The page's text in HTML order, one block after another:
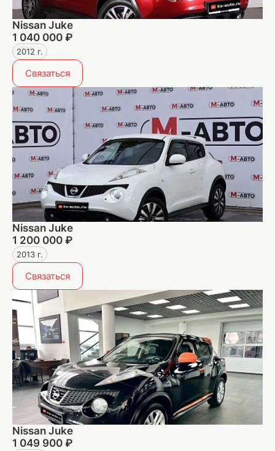
Nissan Juke
1 040 000 ₽
2012 г.
Связаться
Nissan Juke
1 200 000 ₽
2013 г.
Связаться
Nissan Juke
1 049 900 ₽